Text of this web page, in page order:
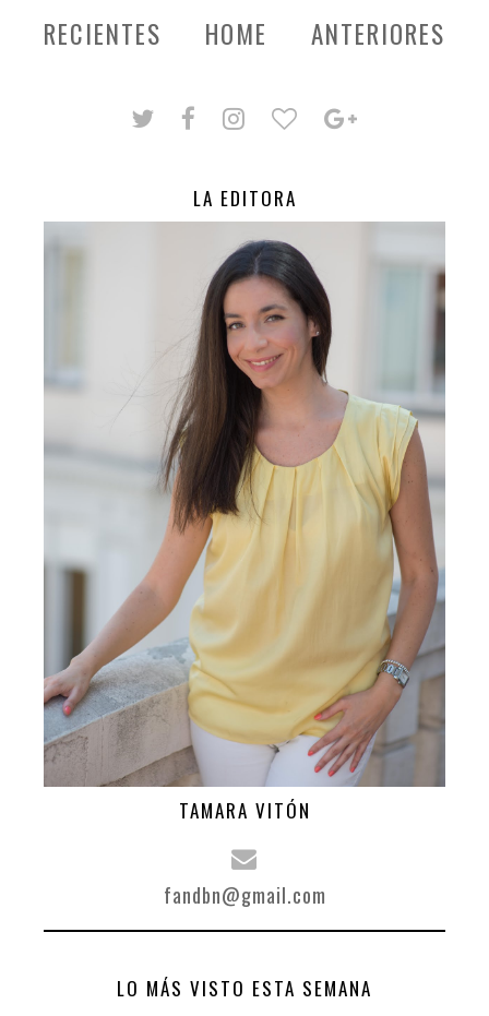
RECIENTES ANTERIORES
HOME
LA EDITORA
TAMARA VITÓN
fandbn@gmail.com
LO MÁS VISTO ESTA SEMANA